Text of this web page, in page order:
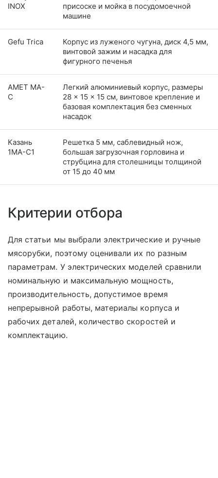
INOX
присоске и мойка в посудомоечной
машине
Gefu Trica
Корпус из луженого чугуна, диск 4,5 мм,
винтовой зажим и насадка для
фигурного печенья
АМЕТ МА-
С
Легкий алюминиевый корпус, размеры
28 × 15 × 15 см, винтовое крепление и
базовая комплектация без сменных
насадок
Казань
1МА-С1
Решетка 5 мм, саблевидный нож,
большая загрузочная горловина и
струбцина для столешницы толщиной
от 15 до 40 мм
Критерии отбора
Для статьи мы выбрали электрические и ручные
мясорубки, поэтому оценивали их по разным
параметрам. У электрических моделей сравнили
номинальную и максимальную мощность,
производительность, допустимое время
непрерывной работы, материалы корпуса и
рабочих деталей, количество скоростей и
комплектацию.